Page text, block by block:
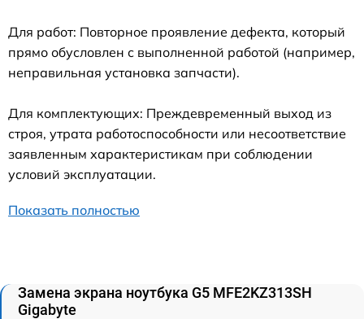
Для работ: Повторное проявление дефекта, который
прямо обусловлен с выполненной работой (например,
неправильная установка запчасти).
Для комплектующих: Преждевременный выход из
строя, утрата работоспособности или несоответствие
заявленным характеристикам при соблюдении
условий эксплуатации.
Показать полностью
Замена экрана ноутбука G5 MFE2KZ313SH
Gigabyte